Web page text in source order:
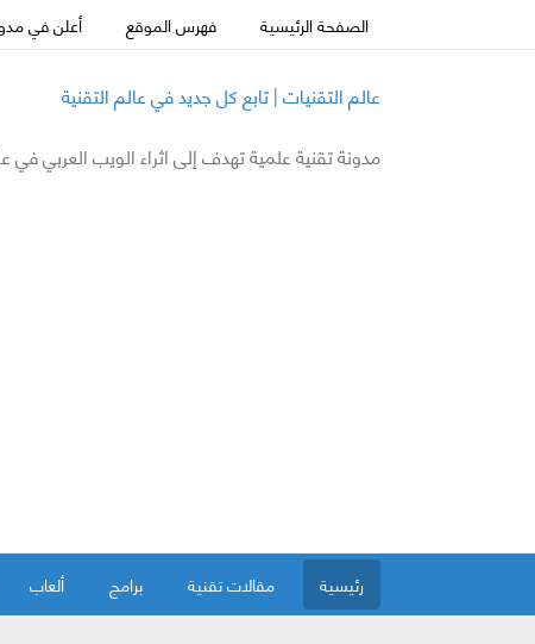
الصفحة الرئيسية فهرس الموقع أعلن في
عالم التقنيات | تابع كل جديد في عالم التقنية
مدونة تقنية علمية تهدف إلى اثراء الويب العربي
رئيسية مقالات تقنية برامج ألعاب